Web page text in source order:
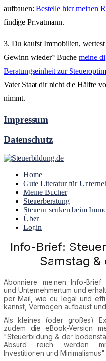
aufbauen: Bestelle hier meinen
findige Privatmann.
3. Du kaufst Immobilien,
Gewinn wieder? Buche meine
Beratungseinheit zur
Vater Staat dir nicht die Hälfte
nimmt.
Impressum
Datenschutz
Home
Gute Literatur für
Meine Bücher
Steuerberatung
Steuern senken beim
Über
Login
Info-Brief:
Samstag &
Abonniere meinen Info-Brief
und Unternehmertum und
per Mail, wie du legal und
kannst, Vermögen aufbaust
Als kleines (oder großes)
zudem die eBook-Version
"Steuerbildung & der
Absurd reich werden mit
Investitionen und Minimalismus".